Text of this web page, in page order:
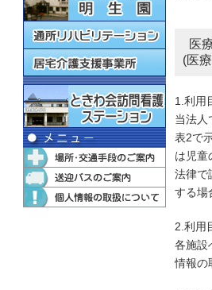
医
(医
1.利用
当法人
表2で
は児童
法律で
する場
2.利用
各施設
情報の